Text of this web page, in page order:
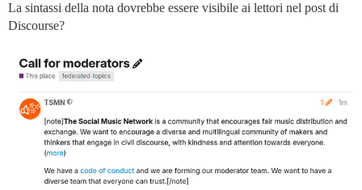
La sintassi della nota dovrebbe essere visibile ai lettori nel post di
Discourse?